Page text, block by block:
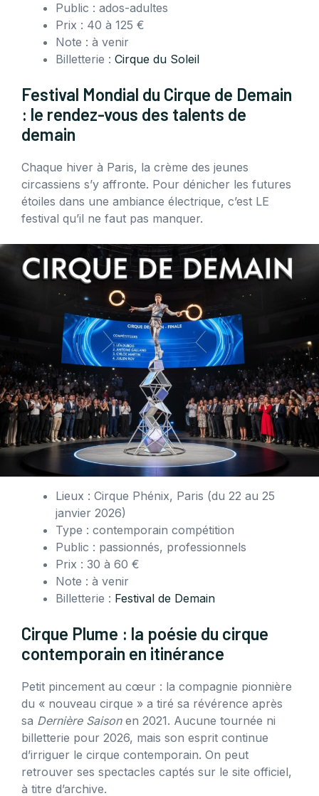
Public : ados-adultes
Prix : 40 à 125 €
Note : à venir
Billetterie : Cirque du Soleil
Festival Mondial du Cirque de Demain
: le rendez-vous des talents de
demain
Chaque hiver à Paris, la crème des jeunes
circassiens s’y affronte. Pour dénicher les futures
étoiles dans une ambiance électrique, c’est LE
festival qu’il ne faut pas manquer.
Lieux : Cirque Phénix, Paris (du 22 au 25
janvier 2026)
Type : contemporain compétition
Public : passionnés, professionnels
Prix : 30 à 60 €
Note : à venir
Billetterie : Festival de Demain
Cirque Plume : la poésie du cirque
contemporain en itinérance
Petit pincement au cœur : la compagnie pionnière
du « nouveau cirque » a tiré sa révérence après
sa Dernière Saisonen 2021. Aucune tournée ni
billetterie pour 2026, mais son esprit continue
d’irriguer le cirque contemporain. On peut
retrouver ses spectacles captés sur le site officiel,
à titre d’archive.